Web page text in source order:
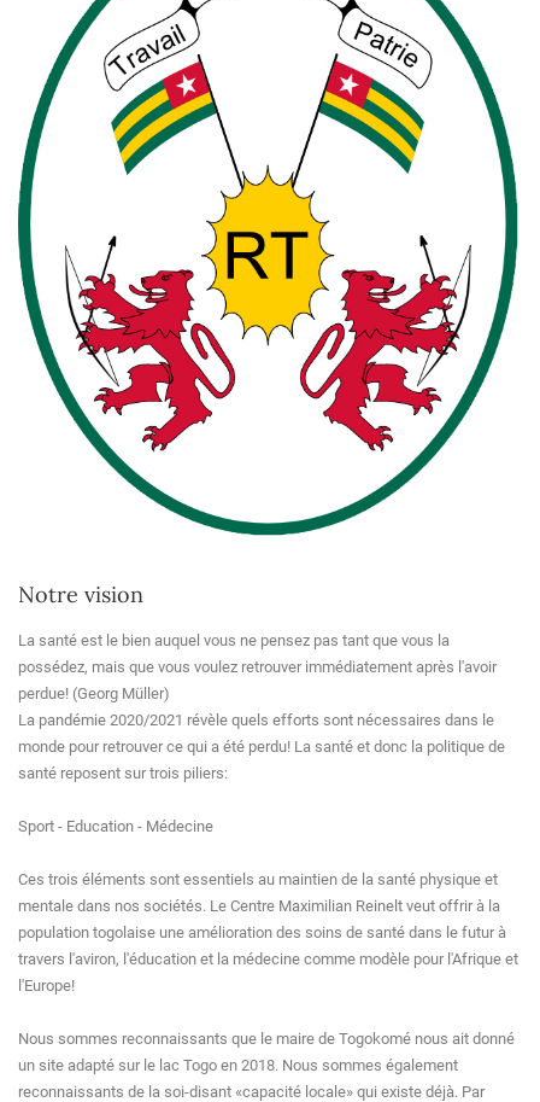
Notre vision
La santé est le bien auquel vous ne pensez pas tant que vous la
possédez, mais que vous voulez retrouver immédiatement après l'avoir
perdue! (Georg Müller)
La pandémie 2020/2021 révèle quels efforts sont nécessaires dans le
monde pour retrouver ce qui a été perdu! La santé et donc la politique de
santé reposent sur trois piliers:
Sport - Education - Médecine
Ces trois éléments sont essentiels au maintien de la santé physique et
mentale dans nos sociétés. Le Centre Maximilian Reinelt veut offrir à la
population togolaise une amélioration des soins de santé dans le futur à
travers l'aviron, l'éducation et la médecine comme modèle pour l'Afrique et
l'Europe!
Nous sommes reconnaissants que le maire de Togokomé nous ait donné
un site adapté sur le lac Togo en 2018. Nous sommes également
reconnaissants de la soi-disant «capacité locale» qui existe déjà. Par